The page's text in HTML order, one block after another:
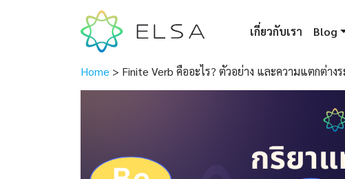
เกี่ยวกับเรา Blog
Home > Finite Verb คืออะไร? ตัวอย่าง และความแตกต่าง